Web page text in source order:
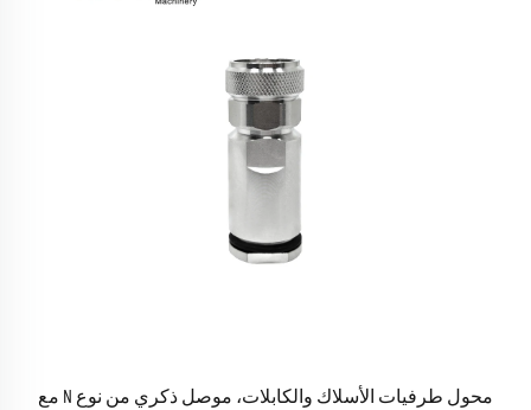
محول طرفيات الأسلاك والكابلات، موصل ذكري من نوع N مع